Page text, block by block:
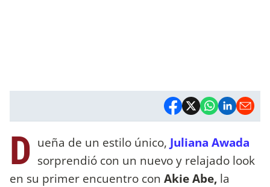
D ueña de un estilo único, Juliana Awada
sorprendió con un nuevo y relajado look
en su primer encuentro con Akie Abe, la